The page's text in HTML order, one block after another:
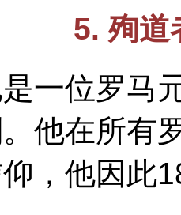
5. 殉道
一位罗马
他在所有
，他因此